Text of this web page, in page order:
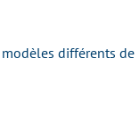
différents de